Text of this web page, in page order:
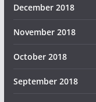
December 2018
November 2018
October 2018
September 2018